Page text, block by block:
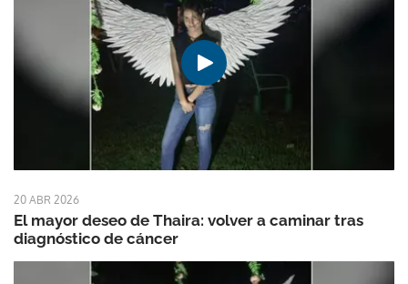
20 ABR 2026
El mayor deseo de Thaira: volver a caminar tras
diagnóstico de cáncer